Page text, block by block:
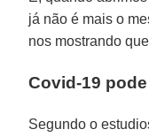
já não é mais o
nos mostrando
Covid-19
Segundo o